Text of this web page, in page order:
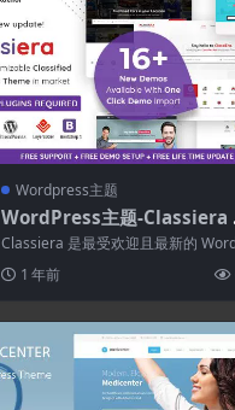
Wordpress主题
WordPress主题-Classiera
0.34–分类广告WordPress
题
Classiera 是最受欢迎且最新的
1 年前